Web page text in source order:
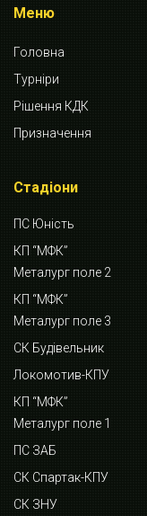
Меню
Головна
Турніри
Рішення КДК
Призначення
Стадіони
ПС Юність
КП “МФК”
Металург поле 2
КП “МФК”
Металург поле 3
СК Будівельник
Локомотив-КПУ
КП “МФК”
Металург поле 1
ПС ЗАБ
СК Спартак-КПУ
СК ЗНУ